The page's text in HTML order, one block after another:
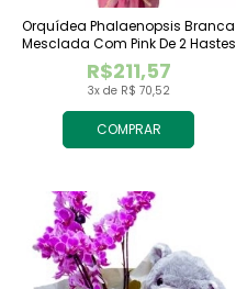
COMPRAR
3x de R$ 70,52
R$211,57
Orquídea Phalaenopsis Branca
Mesclada Com Pink De 2 Hastes